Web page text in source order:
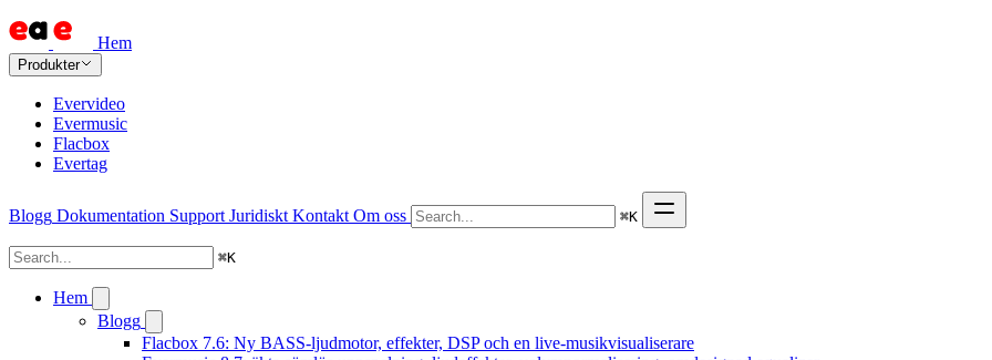
Hem
Produkter
Evervideo
Evermusic
Flacbox
Evertag
Blogg Dokumentation Support Juridiskt Kontakt Om oss ⌘K
⌘K
Hem
Blogg
Flacbox 7.6: Ny BASS-ljudmotor, effekter, DSP och en live-musikvisualiserare